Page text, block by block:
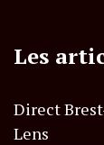
Les
Direct
Lens